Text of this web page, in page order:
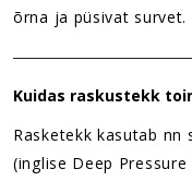
õrna ja püsivat survet.
Kuidas raskustekk
Rasketekk kasutab
(inglise Deep